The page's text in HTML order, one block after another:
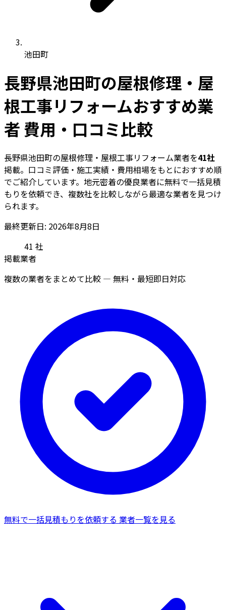
池田町
長野県池田町の屋根修理・屋
根工事リフォームおすすめ業
者 費用・口コミ比較
長野県池田町の屋根修理・屋根工事リフォーム業者を41社
掲載。口コミ評価・施工実績・費用相場をもとにおすすめ順
でご紹介しています。地元密着の優良業者に無料で一括見積
もりを依頼でき、複数社を比較しながら最適な業者を見つけ
られます。
最終更新日: 2026年8月8日
41 社
掲載業者
複数の業者をまとめて比較 — 無料・最短即日対応
無料で一括見積もりを依頼する 業者一覧を見る